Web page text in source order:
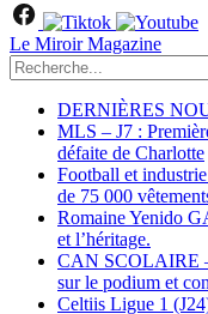
Le Miroir Magazine
DERNIÈRES
MLS – J7 :
défaite de Charlotte
Football et
de 75 000
Romaine Yenido
et l’héritage.
CAN SCOLAIRE
sur le podium et
Celtiis Ligue 1